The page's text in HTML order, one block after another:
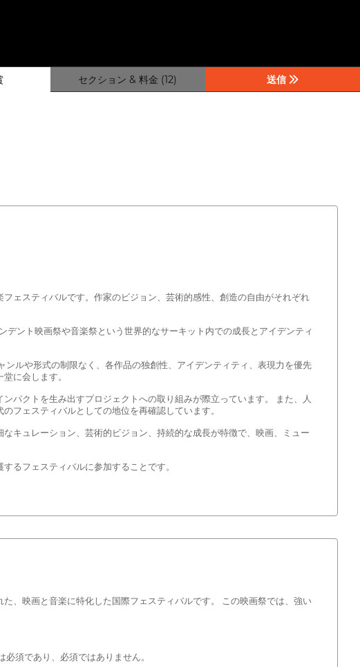
セクション & 料金 (12) 送信
ェスティバルです。作家のビジョン、芸術的感性、創造の自由がそれぞれ
ント映画祭や音楽祭という世界的なサーキット内での成長とアイデンティ
ルや形式の制限なく、各作品の独創性、アイデンティティ、表現力を優先
に会します。
パクトを生み出すプロジェクトへの取り組みが際立っています。 また、人
フェスティバルとしての地位を再確認しています。
キュレーション、芸術的ビジョン、持続的な成長が特徴で、映画、ミュー
るフェスティバルに参加することです。
、映画と音楽に特化した国際フェスティバルです。 この映画祭では、強い
須であり、必須ではありません。